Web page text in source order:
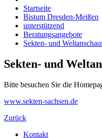
Startseite
Bistum Dresden-Meißen
unterstützend
Beratungsangebote
Sekten- und
Sekten- und
Bitte besuchen Sie die
www.sekten-sachsen.de
Zurück
Kontakt